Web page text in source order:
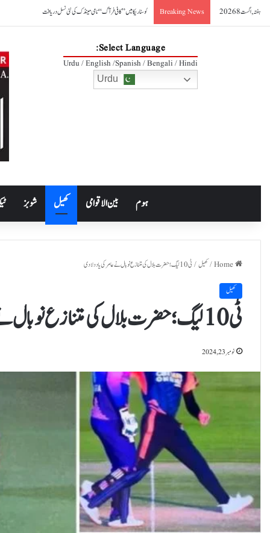
Select Language:
Urdu / English /Spanish / Bengali / Hindi
ہفتہ, اگست 8 2026 Breaking News کوسٹا ریکا میں ’’کافی فرآگ‘‘ نامی مینڈک کی نئی نسل دریافت
ہوم بین الاقوامی کھیل شوبز
/ کھیل/ٹی10 لیگ؛ حضرت بلال کی متنازع نوبال نے عامر کی یاد دلادی
کھیل
ٹی10 لیگ؛ حضرت بلال کی متنازع نوبال نے عامر کی یاد دلادی
نومبر 23, 2024